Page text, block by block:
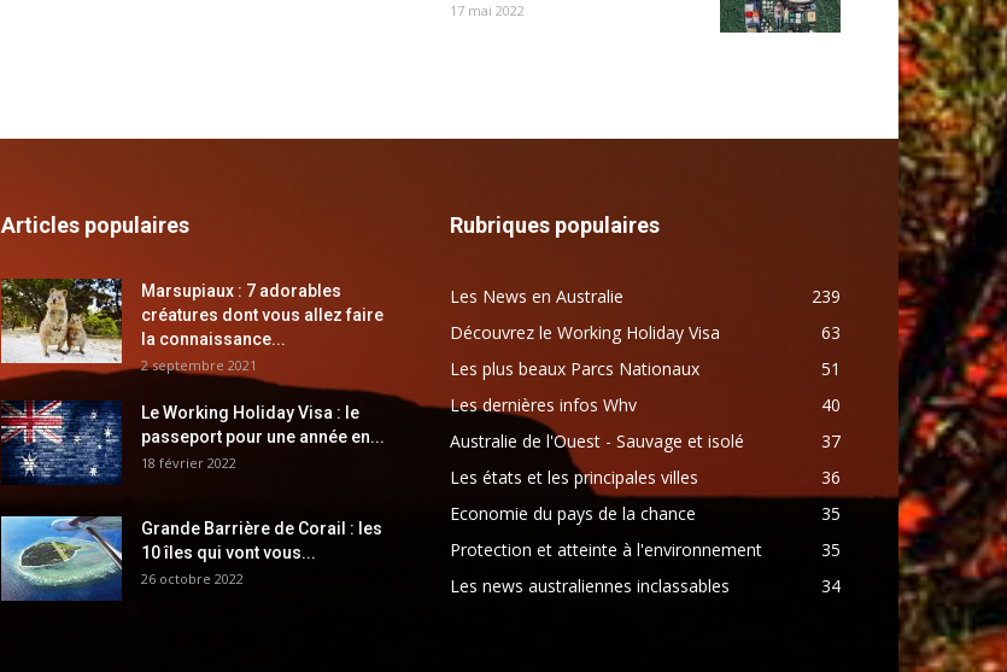
17 mai 2022
Articles populaires
Marsupiaux : 7 adorables
créatures dont vous allez faire
la connaissance...
2 septembre 2021
Le Working Holiday Visa : le
passeport pour une année en...
18 février 2022
Grande Barrière de Corail : les
10 îles qui vont vous...
26 octobre 2022
Rubriques populaires
Les News en Australie
239
Découvrez le Working Holiday Visa
63
Les plus beaux Parcs Nationaux
51
Les dernières infos Whv
40
Australie de l'Ouest - Sauvage et isolé
37
Les états et les principales villes
36
Economie du pays de la chance
35
Protection et atteinte à l'environnement
35
Les news australiennes inclassables
34